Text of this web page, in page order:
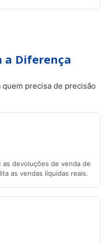
a Diferença
precisa de precisão
as devoluções de venda de
as vendas líquidas reais.